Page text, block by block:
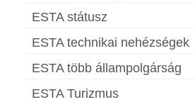
ESTA státusz
ESTA technikai nehézségek
ESTA több állampolgárság
ESTA Turizmus